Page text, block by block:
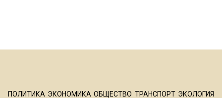
ПОЛИТИКА ЭКОНОМИКА ОБЩЕСТВО ТРАНСПОРТ ЭКОЛОГИЯ